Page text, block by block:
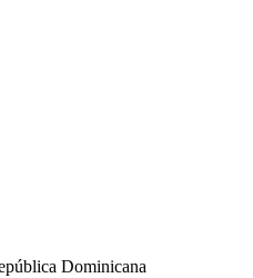
Dominicana